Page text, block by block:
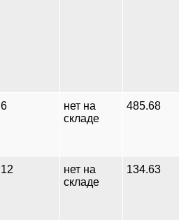
6
нет на
складе
485.68
12
нет на
складе
134.63